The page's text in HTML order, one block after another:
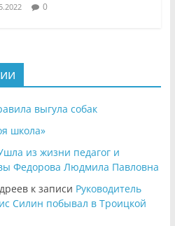
0
выгула собак
школа»
из жизни педагог и
Федорова Людмила Павловна
к записи Руководитель
Силин побывал в Троицкой